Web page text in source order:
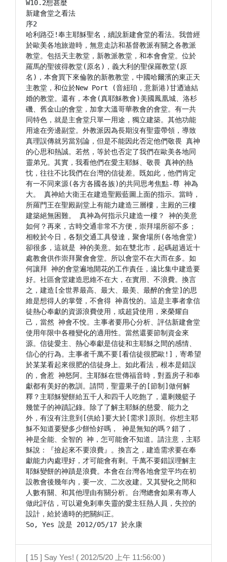
W10.2想甚麼
新建會堂之看法
序2
哈利路亞!奉主耶穌聖名，續說新建會堂的看法。我曾經
於歐美各地旅遊時，無意走訪和基督教派有關之各教派
教堂。包括天主教堂，新教派教堂，和本會會堂。位於
羅馬的聖彼得教堂(原名)，義大利的聖保羅教堂(原
名)，本會買下來倫敦的新教教堂，中國哈爾濱的東正天
主教堂，和位於New Port (音紐珀，意新港)甘迺迪結
婚的教堂。還有，本會(真耶穌教會)美國鳳凰城、洛杉
磯、舊金山的會堂，加拿大溫哥華教會的會堂。有一共
同特色，就是主會堂只單一用途，獨立建築。其他功能
用途在旁邊副堂。外教派因為長期沒有聖靈帶領，導致
真理誤傳就另當別論，但是不能因此否定他們敬畏 真神
的心思和熱誠。若然，等於也否定了我們在歐美各地同
靈弟兄。其實，我看他們在愛主耶穌、敬畏 真神的熱
忱，往往不比我們在台灣的信徒差。既如此，他們肯定
有一不同來源(各方各國各族)的共同思考焦點-尊 神為
大。 真神給大衛王在建造聖殿藍圖上面的指示。當時，
所羅門王在聖殿副堂上有能力建造三層樓，主殿的三樓
建築絕無困難。 真神為何指示只建造一樓？ 神的美意
如何？再來，古時交通非常不方便，崇拜場所卻不多；
相較於今日，各類交通工具發達，聚會場所(各地會堂)
卻很多，這就是 神的美意。如在雙北市，起碼超過近十
處教會供作崇拜聚會會堂。所以會堂不在大而在多。如
何讓拜 神的會堂遍地開花的工作責任，遠比集中建造要
好。社區會堂建造思維不在大，在實用、不浪費。換言
之，建造[全世界最高、最大、最美、最醉的會堂]的思
維是想得人的掌聲，不會得 神喜悅的。這是主事者拿信
徒熱心奉獻的資源浪費使用，或超貸使用，來榮耀自
己，當然 神會不悅。主事者要用心分析、評估新建會堂
使用年限中各種變化的適用性。當然還要節制資金來
源。信徒愛主、熱心奉獻是信徒和主耶穌之間的感情、
信心的行為。主事者千萬不要[看信徒很肥歐!]，寄希望
於某某看起來很肥的信徒身上。如此看法，根本是錯誤
的，會惹 神怒阿。主耶穌在世傳福音時，對蓋房子和奉
獻都有美好的教訓。請問，聖靈果子的[節制]做何解
釋？主耶穌變餅給五千人和四千人吃飽了，還剩幾籃子
幾筐子的神蹟記錄。除了了解主耶穌的慈愛、能力之
外，有沒有注意到[供給]要大於[需求]原則。你想主耶
穌不知道要變多少餅恰好嗎， 神是無知的嗎？錯了，
神是全能、全智的 神，怎可能會不知道。請注意，主耶
穌說：『撿起來不要浪費』。換言之，建造需求要在奉
獻能力內處理好，才可能會有剩。千萬不要錯誤理解主
耶穌變餅的神蹟是浪費。本會在台灣各地會堂平均在初
設教會後幾年內，要一次、二次改建。又其變化之間和
人數有關、和其他理由有關分析。台灣總會如果有專人
做此評估，可以避免剎車失靈的愛主狂熱人員，失控的
設計，給於適時的把關糾正。
[ 15 ] Say Yes! ( 2012/5/20 上午 11:56:00 )